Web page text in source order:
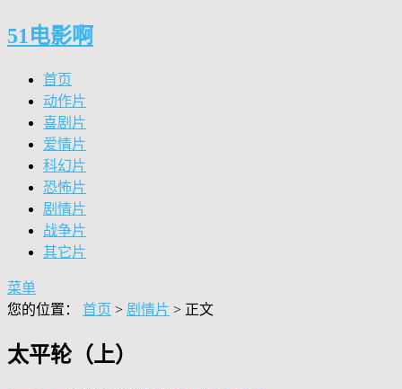
51电影啊
首页
动作片
喜剧片
爱情片
科幻片
恐怖片
剧情片
战争片
其它片
菜单
您的位置： 首页 > 剧情片 > 正文
太平轮（上）